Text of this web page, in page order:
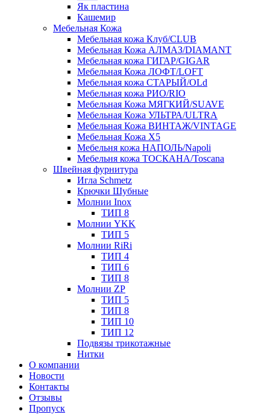
Як пластина
Кашемир
Мебельная Кожа
Мебельная кожа Клуб/CLUB
Мебельная Кожа АЛМАЗ/DIAMANT
Мебельная кожа ГИГАР/GIGAR
Мебельная Кожа ЛОФТ/LOFT
Мебельная кожа СТАРЫЙ/OLd
Мебельная кожа РИО/RIO
Мебельная Кожа МЯГКИЙ/SUAVE
Мебельная Кожа УЛЬТРА/ULTRA
Мебельная Кожа ВИНТАЖ/VINTAGE
Мебельная Кожа X5
Мебельня кожа НАПОЛЬ/Napoli
Мебельня кожа ТОСКАНА/Toscana
Швейная фурнитура
Игла Schmetz
Крючки Шубные
Молнии Inox
ТИП 8
Молнии YKK
ТИП 5
Молнии RiRi
ТИП 4
ТИП 6
ТИП 8
Молнии ZP
ТИП 5
ТИП 8
ТИП 10
ТИП 12
Подвязы трикотажные
Нитки
О компании
Новости
Контакты
Отзывы
Пропуск